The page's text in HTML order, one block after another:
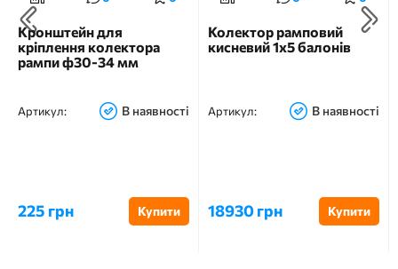
Кронштейн для
кріплення колектора
рампи ф30-34 мм
Артикул: В наявності
225 грн Купити
Колектор рамповий
кисневий 1х5 балонів
Артикул: В наявності
18930 грн Купити